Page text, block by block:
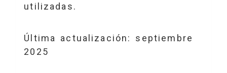
utilizadas.
Última actualización: septiembre
2025